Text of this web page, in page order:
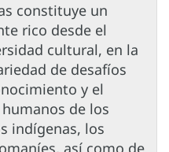
constituye un
rico desde el
cultural, en la
de desafíos
y el
de los
indígenas, los